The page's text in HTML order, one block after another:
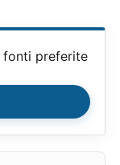
fonti preferite